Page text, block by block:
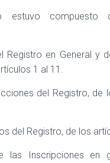
estuvo compuesto
Registro en General y
1 al 11.
del Registro, de
del Registro, de los
las Inscripciones en